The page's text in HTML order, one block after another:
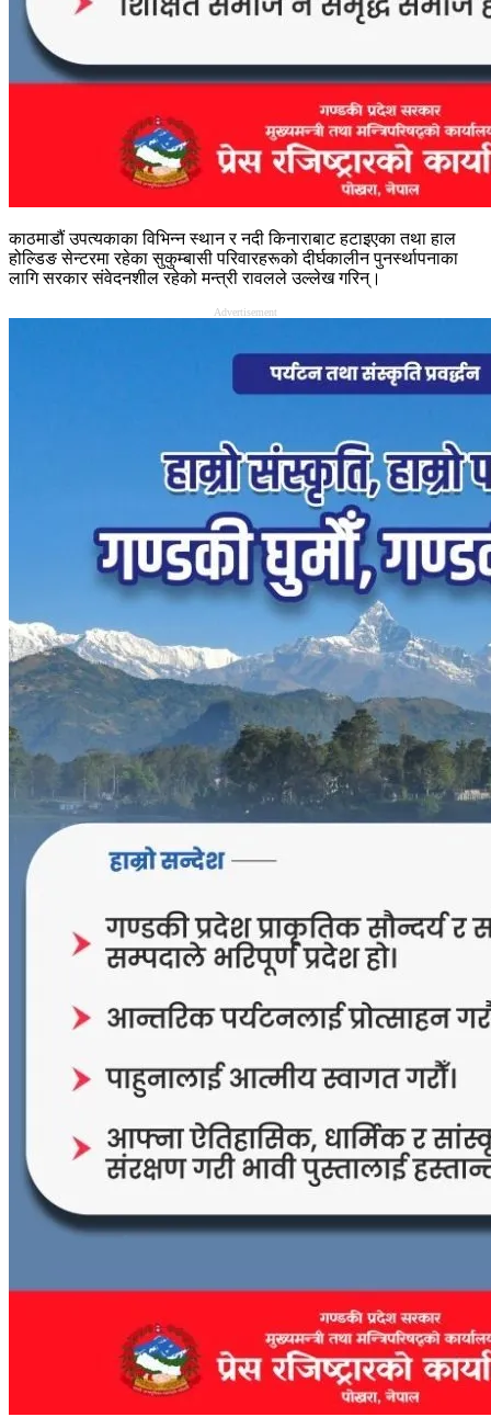
काठमाडौं उपत्यकाका विभिन्न स्थान र नदी किनाराबाट हटाइएका तथा हाल
होल्डिङ सेन्टरमा रहेका सुकुम्बासी परिवारहरूको दीर्घकालीन पुनर्स्थापनाका
लागि सरकार संवेदनशील रहेको मन्त्री रावलले उल्लेख गरिन्।
Advertisement